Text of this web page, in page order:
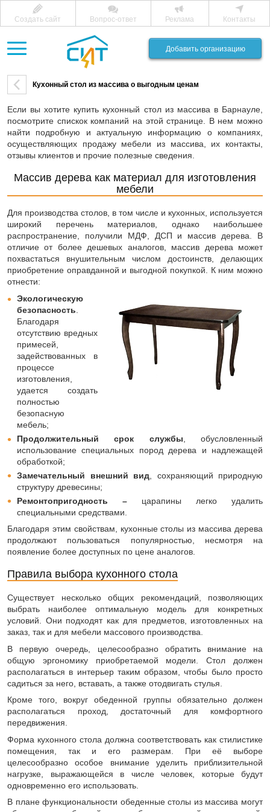
Создать сайт Вопрос-ответ Реклама Контакты
Добавить организацию
Кухонный стол из массива о выгодным ценам
Если вы хотите купить кухонный стол из массива в Барнауле,
посмотрите спискок компаний на этой странице. В нем можно
найти подробную и актуальную информацию о компаниях,
осуществляющих продажу мебели из массива, их контакты,
отзывы клиентов и прочие полезные сведения.
Массив дерева как материал для изготовления
мебели
Для производства столов, в том числе и кухонных, используется
широкий перечень материалов, однако наибольшее
распространение, получили МДФ, ДСП и массив дерева. В
отличие от более дешевых аналогов, массив дерева может
похвастаться внушительным числом достоинств, делающих
приобретение оправданной и выгодной покупкой. К ним можно
отнести:
Экологическую
безопасность
Благодаря
отсутствию вредных
примесей,
задействованных в
процессе
изготовления,
удается создать
полностью
безопасную
мебель;
Продолжительный срок службы , обусловленный
использование специальных пород дерева и надлежащей
обработкой;
Замечательный внешний вид , сохраняющий природную
структуру древесины;
Ремонтопригодность – царапины легко удалить
специальными средствами.
Благодаря этим свойствам, кухонные столы из массива дерева
продолжают пользоваться популярностью, несмотря на
появление более доступных по цене аналогов.
Правила выбора кухонного стола
Существует несколько общих рекомендаций, позволяющих
выбрать наиболее оптимальную модель для конкретных
условий. Они подходят как для предметов, изготовленных на
заказ, так и для мебели массового производства.
В первую очередь, целесообразно обратить внимание на
общую эргономику приобретаемой модели. Стол должен
располагаться в интерьер таким образом, чтобы было просто
садиться за него, вставать, а также отодвигать стулья.
Кроме того, вокруг обеденной группы обязательно должен
располагаться проход, достаточный для комфортного
передвижения.
Форма кухонного стола должна соответствовать как стилистике
помещения, так и его размерам. При её выборе
целесообразно особое внимание уделить приблизительной
нагрузке, выражающейся в числе человек, которые будут
одновременно его использовать.
В плане функциональности обеденные столы из массива могут